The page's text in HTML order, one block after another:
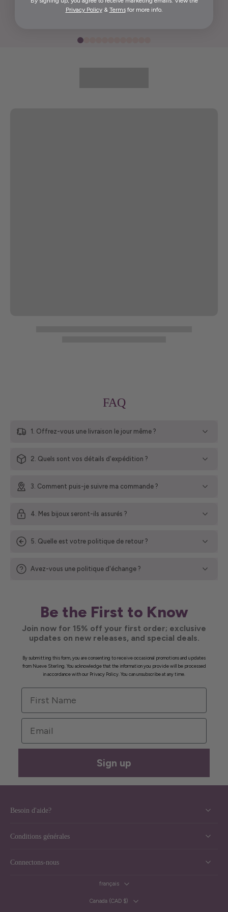
FAQ
1. Offrez-vous une livraison le jour même ?
2. Quels sont vos détails d'expédition ?
3. Comment puis-je suivre ma commande ?
4. Mes bijoux seront-ils assurés ?
5. Quelle est votre politique de retour ?
Avez-vous une politique d'échange ?
Be the First to Know
Join now for 15% off your first order; exclusive
updates on new releases, and special deals.
By submitting this form, you are consenting to receive occasional promotions and updates
from Nueve Sterling. You acknowledge that the information you provide will be processed
in accordance with our Privacy Policy. You can unsubscribe at any time.
First Name
Email
Sign up
Besoin d'aide?
Conditions générales
Connectons-nous
français
Canada ‎(CAD $)‎
Privacy Policy& Termsfor more info.